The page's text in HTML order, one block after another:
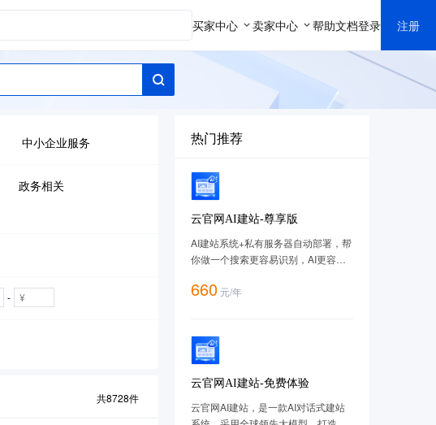
买家中心 卖家中心 帮助文档登录 注册
中小企业服务
政务相关
-
共8728件
热门推荐
云官网AI建站-尊享版
AI建站系统+私有服务器自动部署，帮
你做一个搜索更容易识别，AI更容易
https://cloud.tencent.com/act/pro/imageweb
660 元/年
云官网AI建站-免费体验
云官网AI建站，是一款AI对话式建站